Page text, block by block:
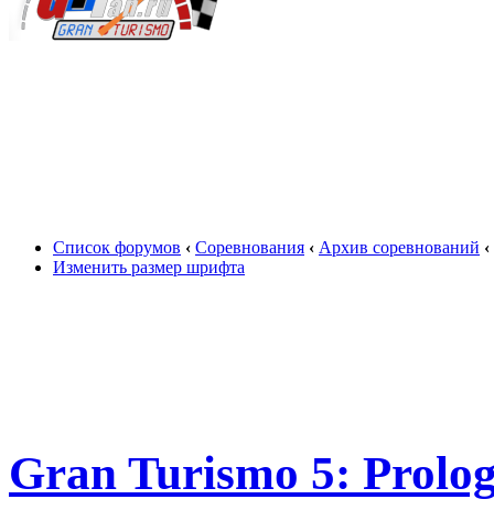
Список форумов ‹ Соревнования ‹ Архив соревнований ‹
Изменить размер шрифта
Gran Turismo 5: